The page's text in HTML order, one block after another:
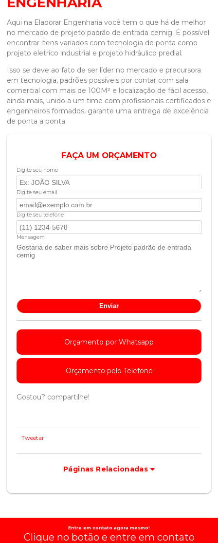
Aqui na Elaborar Engenharia você tem o que há de melhor
no mercado de projeto padrão de entrada cemig. É possível
encontrar itens variados com tecnologia de ponta como
projeto eletrico industrial e projeto hidráulico predial.
Isso se deve ao fato de ser líder no mercado e precursora
em tecnologia, padrões possíveis por contar com sala
comercial com mais de 100M² e localização de fácil acesso,
ainda mais, unido a um time com profissionais certificados e
engenheiros formados, garante uma entrega de excelência
de ponta a ponta.
FAÇA UM ORÇAMENTO
Digite seu nome
Digite seu email
Digite seu telefone
Mensagem
Orçamento por Whatsapp
Orçamento pelo Telefone
Gostou? compartilhe!
Tweetar
Páginas Relacionadas
Entre em contato agora mesmo!
Clique no botão e entre em contato